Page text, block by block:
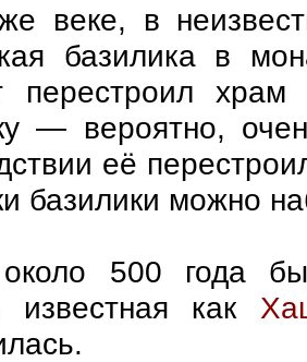
веке, в
базилика в
перестроил
— вероятно,
её
базилики можно
около 500 года
как